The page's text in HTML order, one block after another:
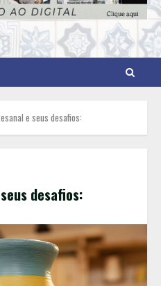
e seus desafios:
desafios: